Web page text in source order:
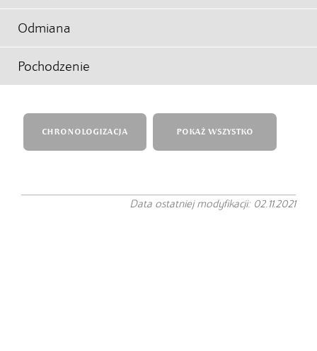
Odmiana
Pochodzenie
CHRONOLOGIZACJA POKAŻ WSZYSTKO
Data ostatniej modyfikacji: 02.11.2021